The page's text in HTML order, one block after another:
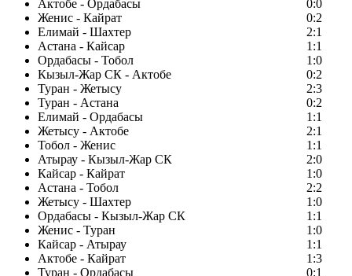
Актобе - Ордабасы
0:0
Женис - Кайрат
0:2
Елимай - Шахтер
2:1
Астана - Кайсар
1:1
Ордабасы - Тобол
1:0
Кызыл-Жар СК - Актобе
0:2
Туран - Жетысу
2:3
Туран - Астана
0:2
Елимай - Ордабасы
1:1
Жетысу - Актобе
2:1
Тобол - Женис
1:1
Атырау - Кызыл-Жар СК
2:0
Кайсар - Кайрат
1:0
Астана - Тобол
2:2
Жетысу - Шахтер
1:0
Ордабасы - Кызыл-Жар СК
1:1
Женис - Туран
1:0
Кайсар - Атырау
1:1
Актобе - Кайрат
1:3
Туран - Ордабасы
0:1